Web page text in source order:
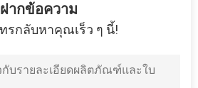
ฝากข้อความ
ทรกลับหาคุณเร็ว ๆ นี้!